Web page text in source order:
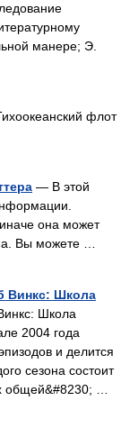
манере; Э.
флот
— В этой
она может
Вы можете …
Винкс: Школа
Школа
2004 года
и делится
сезона состоит
общей&#8230; …